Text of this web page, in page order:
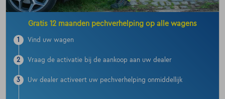
Gratis 12 maanden pechverhelping op alle wagens
1 Vind uw wagen
2 Vraag de activatie bij de aankoop aan uw dealer
3 Uw dealer activeert uw pechverhelping onmiddellijk